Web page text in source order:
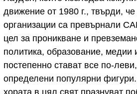
движение от 1980 г., твърди,
организации са превърнали
цел за проникване и
политика, образование, медии
постепенно стават все по-
определени популярни
хората в цял свят празнуват